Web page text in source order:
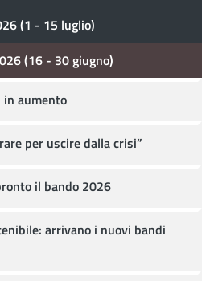
(1 - 15 luglio)
(16 - 30 giugno)
in aumento
per uscire dalla crisi”
il bando 2026
arrivano i nuovi bandi